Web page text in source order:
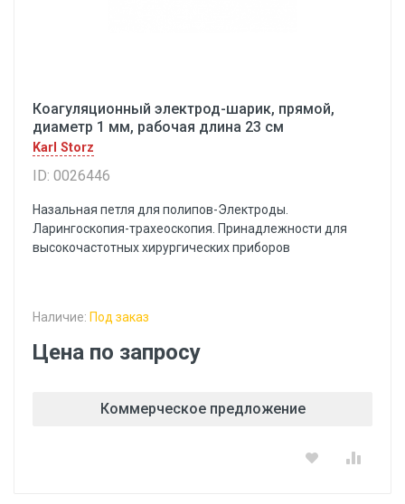
Коагуляционный электрод-шарик, прямой,
диаметр 1 мм, рабочая длина 23 см
Karl Storz
ID: 0026446
Назальная петля для полипов-Электроды.
Ларингоскопия-трахеоскопия. Принадлежности для
высокочастотных хирургических приборов
Наличие: Под заказ
Цена по запросу
Коммерческое предложение